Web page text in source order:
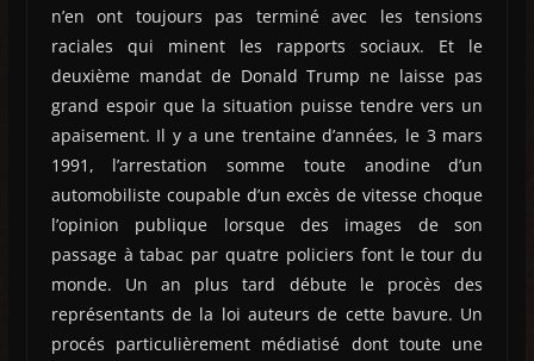
n’en ont toujours pas terminé avec les tensions
raciales qui minent les rapports sociaux. Et le
deuxième mandat de Donald Trump ne laisse pas
grand espoir que la situation puisse tendre vers un
apaisement. Il y a une trentaine d’années, le 3 mars
1991, l’arrestation somme toute anodine d’un
automobiliste coupable d’un excès de vitesse choque
l’opinion publique lorsque des images de son
passage à tabac par quatre policiers font le tour du
monde. Un an plus tard débute le procès des
représentants de la loi auteurs de cette bavure. Un
procés particulièrement médiatisé dont toute une